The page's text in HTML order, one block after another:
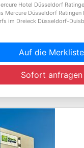
Hotel Düsseldorf
Mercure Düsseldorf
im Dreieck Düsseldorf-
Auf die Merkliste
Sofort anfragen